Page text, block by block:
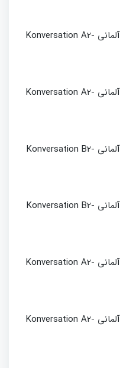
کلاس مکالمه آزاد آلمانی Konversation A2-
کلاس مکالمه آزاد آلمانی Konversation A2-
کلاس مکالمه آزاد آلمانی Konversation B2-
کلاس مکالمه آزاد آلمانی Konversation B2-
کلاس مکالمه آزاد آلمانی Konversation A2-
کلاس مکالمه آزاد آلمانی Konversation A2-